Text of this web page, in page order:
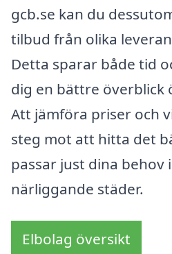
gcb.se kan du
tilbud från olika
Detta sparar både tid
dig en bättre överblick
Att jämföra priser och
steg mot att hitta det
passar just dina behov
närliggande städer.
Elbolag översikt